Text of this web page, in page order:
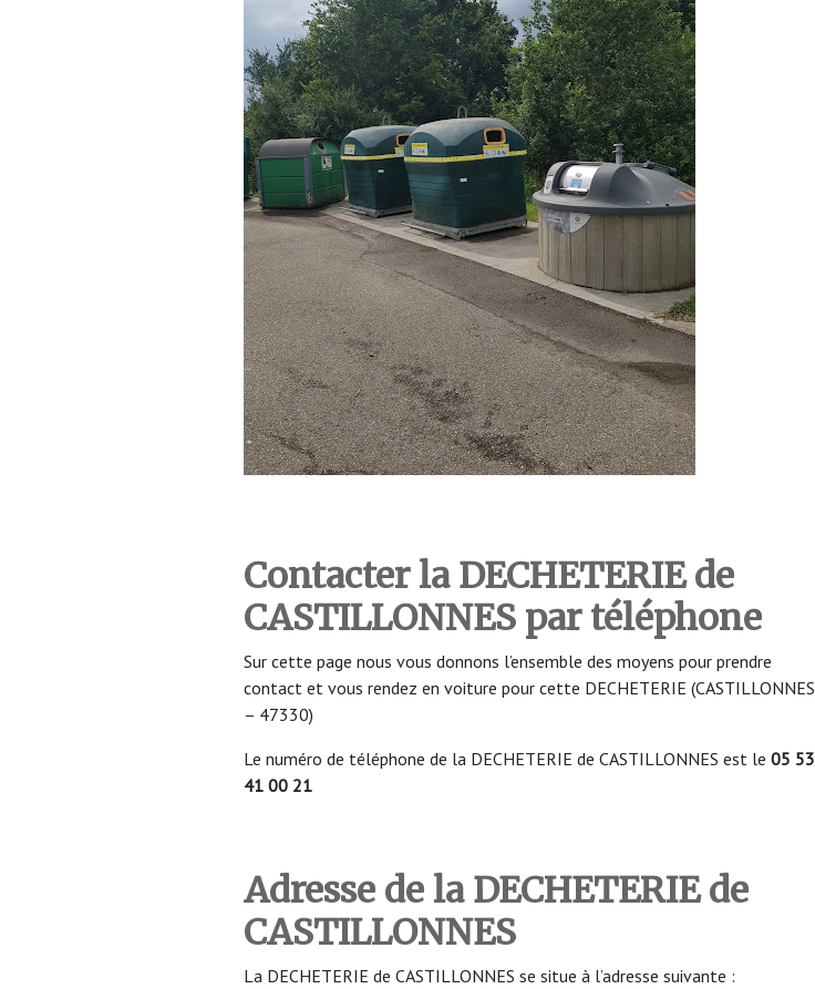
Contacter la DECHETERIE de
CASTILLONNES par téléphone
Sur cette page nous vous donnons l’ensemble des moyens pour prendre
contact et vous rendez en voiture pour cette DECHETERIE (CASTILLONNES
– 47330)
Le numéro de téléphone de la DECHETERIE de CASTILLONNES est le 05 53
41 00 21
Adresse de la DECHETERIE de
CASTILLONNES
La DECHETERIE de CASTILLONNES se situe à l’adresse suivante :